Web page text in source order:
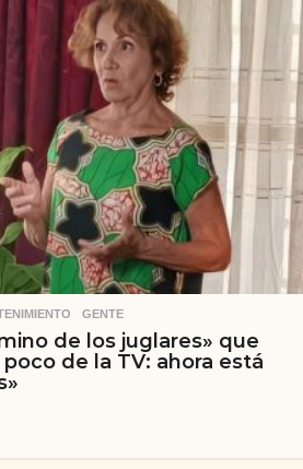
,GENTE
de los juglares» que
de la TV: ahora está